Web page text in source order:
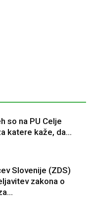
so na PU Celje
katere kaže, da...
Slovenije (ZDS)
zakona o